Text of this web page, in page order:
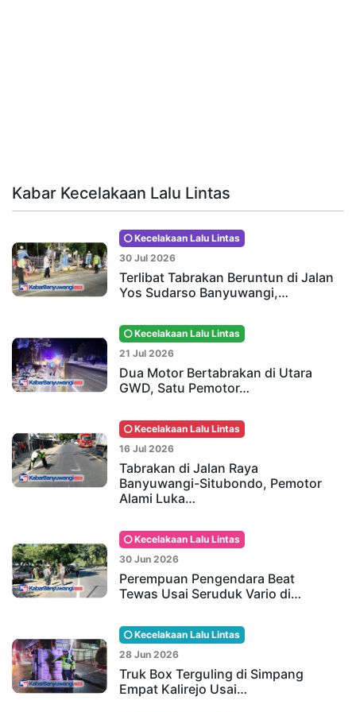
Kabar Kecelakaan Lalu Lintas
Kecelakaan Lalu Lintas
30 Jul 2026
Terlibat Tabrakan Beruntun di Jalan
Yos Sudarso Banyuwangi,…
Kecelakaan Lalu Lintas
21 Jul 2026
Dua Motor Bertabrakan di Utara
GWD, Satu Pemotor…
Kecelakaan Lalu Lintas
16 Jul 2026
Tabrakan di Jalan Raya
Banyuwangi-Situbondo, Pemotor
Alami Luka…
Kecelakaan Lalu Lintas
30 Jun 2026
Perempuan Pengendara Beat
Tewas Usai Seruduk Vario di…
Kecelakaan Lalu Lintas
28 Jun 2026
Truk Box Terguling di Simpang
Empat Kalirejo Usai…